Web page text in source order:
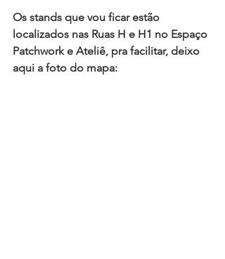
Os stands que vou ficar estão
localizados nas Ruas H e H1 no Espaço
Patchwork e Ateliê, pra facilitar, deixo
aqui a foto do mapa: